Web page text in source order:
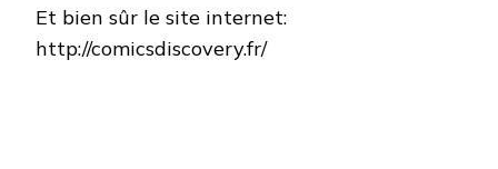
Et bien sûr le site internet:
http://comicsdiscovery.fr/